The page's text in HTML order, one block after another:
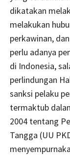
dikatakan
melakukan
perkawinan,
perlu adanya
di Indonesia,
perlindungan
sanksi pelaku
termaktub
2004 tentang
Tangga (UU